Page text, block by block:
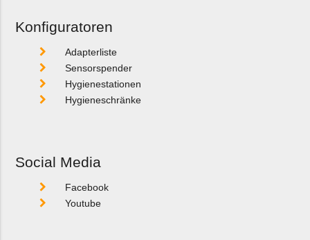
Konfiguratoren
Adapterliste
Sensorspender
Hygienestationen
Hygieneschränke
Social Media
Facebook
Youtube